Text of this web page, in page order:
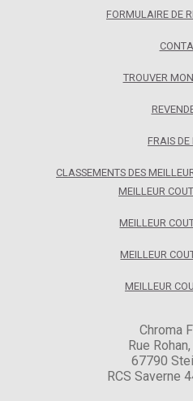
FORMULAIRE DE
TROUVER
FRAIS DE
CLASSEMENTS DES
MEILLEUR
MEILLEUR
MEILLEUR
MEILLEUR
Chroma
Rue
67790
RCS Saverne